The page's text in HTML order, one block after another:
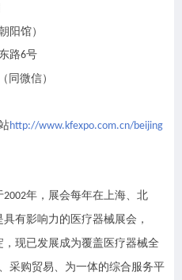
阳馆）
路6号
同微信）
http://www.kfexpo.com.cn/beijing
2002年，展会每年在上海、北
具有影响力的医疗器械展会 ，
，现已发展成为覆盖医疗器械全
采购贸易、为一体的综合服务平